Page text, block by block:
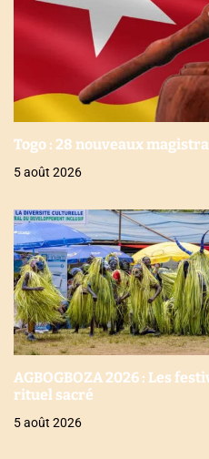
Togo : 28 nouveaux
5 août 2026
AGBOGBOZA 2026 : Les
rituel sacré
5 août 2026